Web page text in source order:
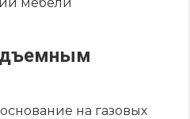
на газовых